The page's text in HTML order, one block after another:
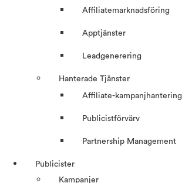
Affiliatemarknadsföring
Apptjänster
Leadgenerering
Hanterade Tjänster
Affiliate-kampanjhantering
Publicistförvärv
Partnership Management
Publicister
Kampanjer